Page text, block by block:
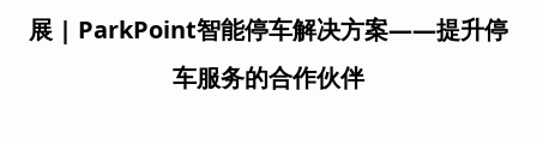
展 | ParkPoint智能停车解决方案——提升停
车服务的合作伙伴